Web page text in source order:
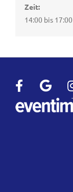
Zeit:
14:00 bis 17:00